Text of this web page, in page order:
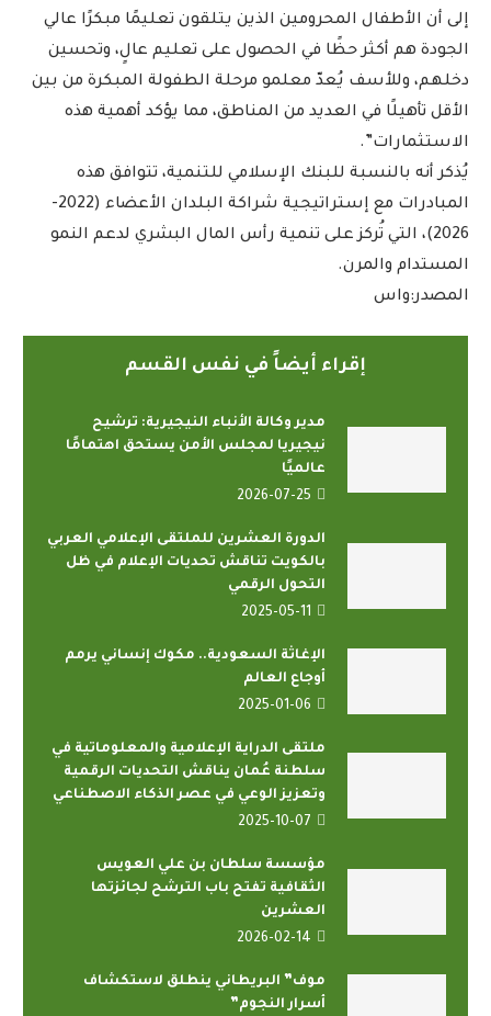
إلى أن الأطفال المحرومين الذين يتلقون تعليمًا مبكرًا عالي
الجودة هم أكثر حظًا في الحصول على تعليم عالٍ، وتحسين
دخلهم، وللأسف يُعدّ معلمو مرحلة الطفولة المبكرة من بين
الأقل تأهيلًا في العديد من المناطق، مما يؤكد أهمية هذه
الاستثمارات”.
يُذكر أنه بالنسبة للبنك الإسلامي للتنمية، تتوافق هذه
المبادرات مع إستراتيجية شراكة البلدان الأعضاء (2022-
2026)، التي تُركز على تنمية رأس المال البشري لدعم النمو
المستدام والمرن.
المصدر:واس
إقراء أيضاً في نفس القسم
مدير وكالة الأنباء النيجيرية: ترشيح
نيجيريا لمجلس الأمن يستحق اهتمامًا
عالميًا
2026-07-25
الدورة العشرين للملتقى الإعلامي العربي
بالكويت تناقش تحديات الإعلام في ظل
التحول الرقمي
2025-05-11
الإغاثة السعودية.. مكوك إنساني يرمم
أوجاع العالم
2025-01-06
ملتقى الدراية الإعلامية والمعلوماتية في
سلطنة عُمان يناقش التحديات الرقمية
وتعزيز الوعي في عصر الذكاء الاصطناعي
2025-10-07
مؤسسة سلطان بن علي العويس
الثقافية تفتح باب الترشح لجائزتها
العشرين
2026-02-14
موف” البريطاني ينطلق لاستكشاف
أسرار النجوم”